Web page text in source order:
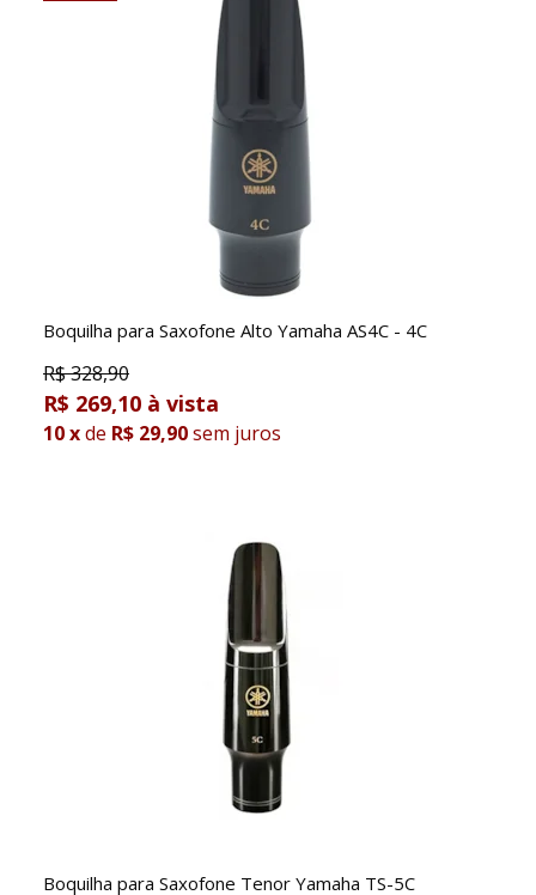
Boquilha para Saxofone Alto Yamaha AS4C - 4C
R$328,90
R$ 269,10
10xde R$ 29,90sem juros
Boquilha para Saxofone Tenor Yamaha TS-5C